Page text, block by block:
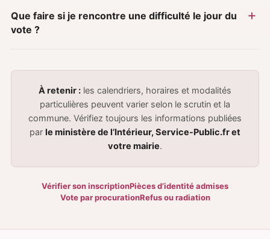
Que faire si je rencontre une difficulté le jour du
vote ?
À retenir : les calendriers, horaires et modalités
particulières peuvent varier selon le scrutin et la
commune. Vérifiez toujours les informations publiées
par le ministère de l’Intérieur, Service-Public.fr et
votre mairie.
Vérifier son inscriptionPièces d’identité admises
Vote par procurationRefus ou radiation